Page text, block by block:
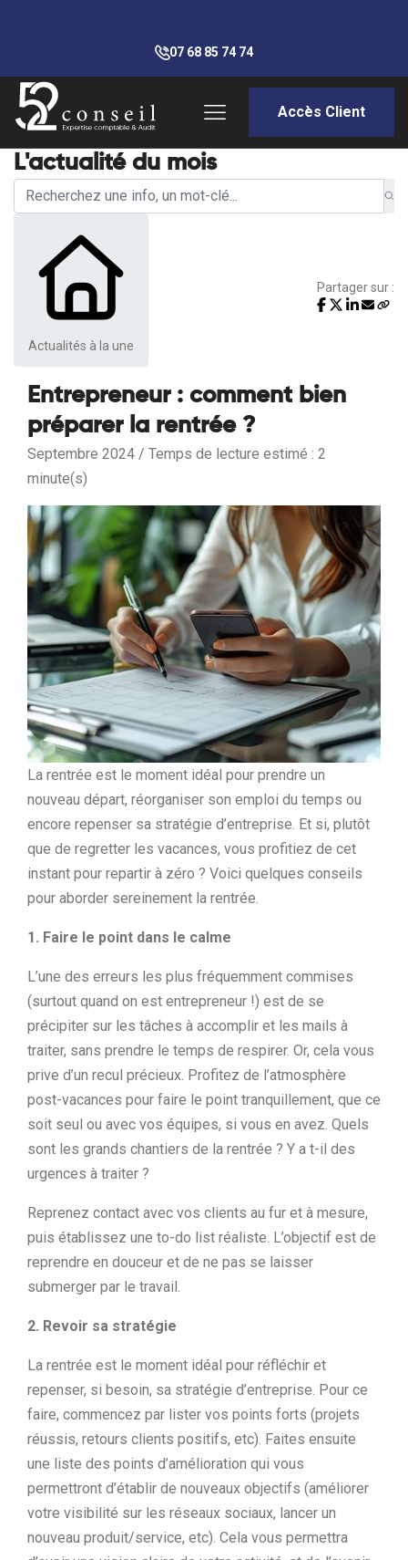
07 68 85 74 74
Accès Client
L'actualité du mois
Actualités à la une
Partager sur :
Entrepreneur : comment bien
préparer la rentrée ?
Septembre 2024 / Temps de lecture estimé : 2
minute(s)
La rentrée est le moment idéal pour prendre un
nouveau départ, réorganiser son emploi du temps ou
encore repenser sa stratégie d’entreprise. Et si, plutôt
que de regretter les vacances, vous profitiez de cet
instant pour repartir à zéro ? Voici quelques conseils
pour aborder sereinement la rentrée.
1. Faire le point dans le calme
L’une des erreurs les plus fréquemment commises
(surtout quand on est entrepreneur !) est de se
précipiter sur les tâches à accomplir et les mails à
traiter, sans prendre le temps de respirer. Or, cela vous
prive d’un recul précieux. Profitez de l’atmosphère
post-vacances pour faire le point tranquillement, que ce
soit seul ou avec vos équipes, si vous en avez. Quels
sont les grands chantiers de la rentrée ? Y a t-il des
urgences à traiter ?
Reprenez contact avec vos clients au fur et à mesure,
puis établissez une to-do list réaliste. L’objectif est de
reprendre en douceur et de ne pas se laisser
submerger par le travail.
2. Revoir sa stratégie
La rentrée est le moment idéal pour réfléchir et
repenser, si besoin, sa stratégie d’entreprise. Pour ce
faire, commencez par lister vos points forts (projets
réussis, retours clients positifs, etc). Faites ensuite
une liste des points d’amélioration qui vous
permettront d’établir de nouveaux objectifs (améliorer
votre visibilité sur les réseaux sociaux, lancer un
nouveau produit/service, etc). Cela vous permettra